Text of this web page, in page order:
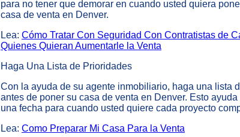
para no tener que demorar en cuando usted quiera
casa de venta en Denver.
Lea: Cómo Tratar Con Seguridad Con Contratistas de
Quienes Quieran Aumentarle la Venta
Haga Una Lista de Prioridades
Con la ayuda de su agente inmobiliario, haga una lista
antes de poner su casa de venta en Denver. Esto
una fecha para cuando usted quiere cada proyecto
Lea: Como Preparar Mi Casa Para la Venta